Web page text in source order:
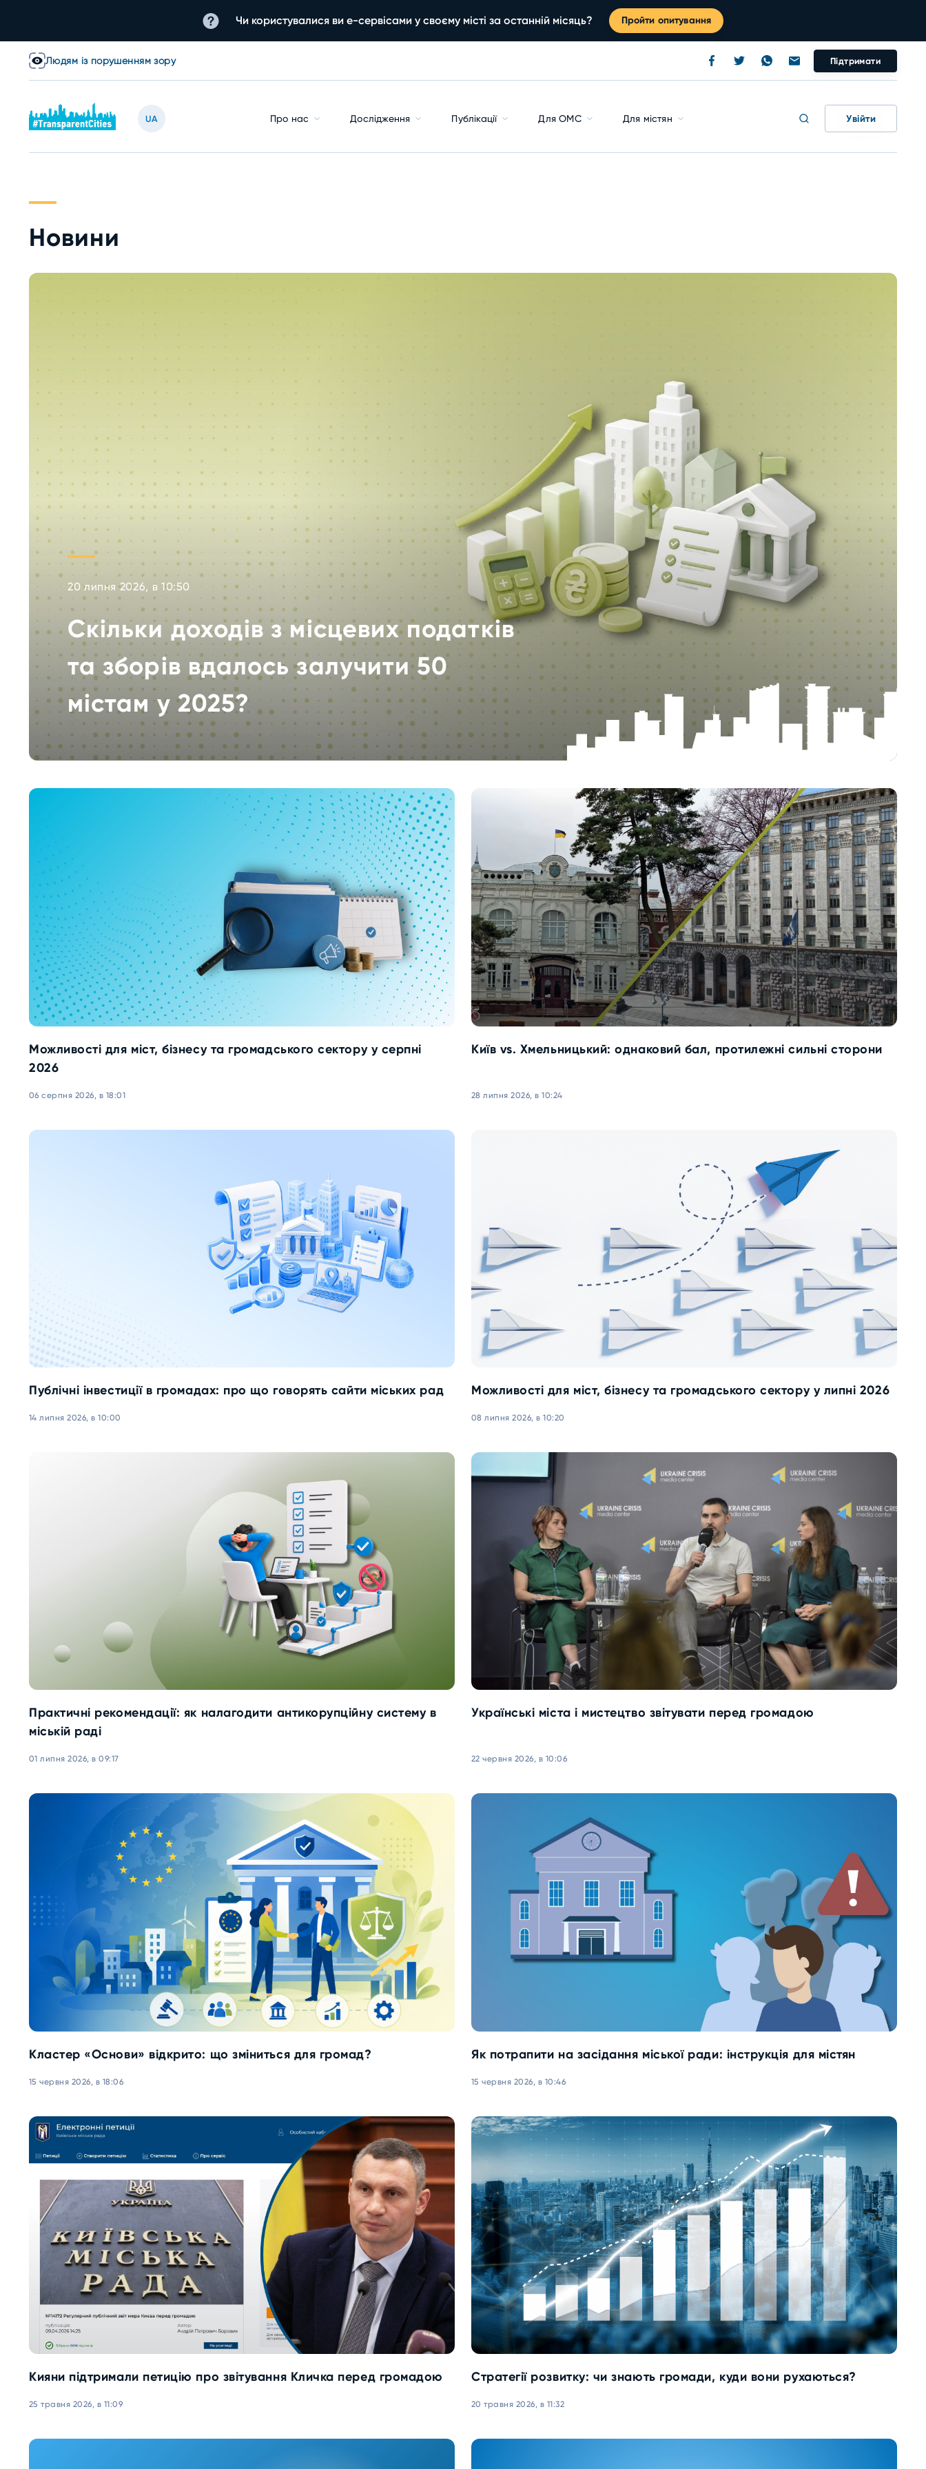
Чи користувалися ви е-сервісами у своєму місті за останній місяць? Пройти опитування
Людям із порушенням зору Підтримати
UA Про нас Дослідження Публікації Для ОМС Для містян Увійти
Новини
Скільки доходів з місцевих податків
та зборів вдалось залучити 50
містам у 2025?
20 липня 2026, в 10:50
Можливості для міст, бізнесу та громадського сектору у серпні
2026
06 серпня 2026, в 18:01
Київ vs. Хмельницький: однаковий бал, протилежні сильні сторони
28 липня 2026, в 10:24
Публічні інвестиції в громадах: про що говорять сайти міських рад
14 липня 2026, в 10:00
Можливості для міст, бізнесу та громадського сектору у липні 2026
08 липня 2026, в 10:20
Практичні рекомендації: як налагодити антикорупційну систему в
міській раді
01 липня 2026, в 09:17
Українські міста і мистецтво звітувати перед громадою
22 червня 2026, в 10:06
Кластер «Основи» відкрито: що зміниться для громад?
15 червня 2026, в 18:06
Як потрапити на засідання міської ради: інструкція для містян
15 червня 2026, в 10:46
Кияни підтримали петицію про звітування Кличка перед громадою
25 травня 2026, в 11:09
Стратегії розвитку: чи знають громади, куди вони рухаються?
20 травня 2026, в 11:32